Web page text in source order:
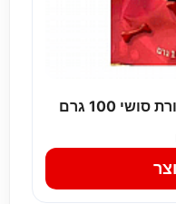
100 גרם